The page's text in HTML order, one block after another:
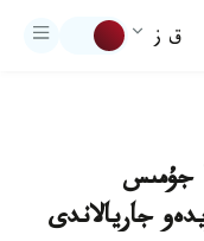
ق ز
جۇمىس
جاريالاندى